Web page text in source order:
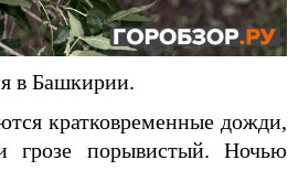
в Башкирии.
кратковременные дожди,
порывистый. Ночью